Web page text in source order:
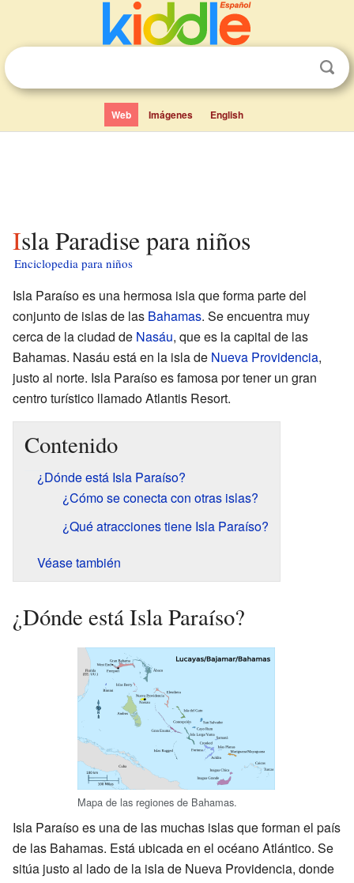
Web Imágenes English
Isla Paradise para niños
Enciclopedia para niños
Isla Paraíso es una hermosa isla que forma parte del
conjunto de islas de las Bahamas. Se encuentra muy
cerca de la ciudad de Nasáu, que es la capital de las
Bahamas. Nasáu está en la isla de Nueva Providencia,
justo al norte. Isla Paraíso es famosa por tener un gran
centro turístico llamado Atlantis Resort.
Contenido
¿Dónde está Isla Paraíso?
¿Cómo se conecta con otras islas?
¿Qué atracciones tiene Isla Paraíso?
Véase también
¿Dónde está Isla Paraíso?
Mapa de las regiones de Bahamas.
Isla Paraíso es una de las muchas islas que forman el país
de las Bahamas. Está ubicada en el océano Atlántico. Se
sitúa justo al lado de la isla de Nueva Providencia, donde